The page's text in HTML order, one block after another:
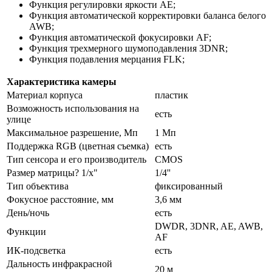
Функция регулировки яркости AE;
Функция автоматической корректировки баланса белого
AWB;
Функция автоматической фокусировки AF;
Функция трехмерного шумоподавления 3DNR;
Функция подавления мерцания FLK;
Характеристика камеры
Материал корпуса
пластик
Возможность использования на
улице
есть
Максимальное разрешение, Мп
1 Мп
Поддержка RGB (цветная съемка) есть
Тип сенсора и его производитель
CMOS
Размер матрицы? 1/x"
1/4''
Тип объектива
фиксированный
Фокусное расстояние, мм
3,6 мм
День/ночь
есть
Функции
DWDR, 3DNR, AE, AWB,
AF
ИК-подсветка
есть
Дальность инфракрасной
20 м